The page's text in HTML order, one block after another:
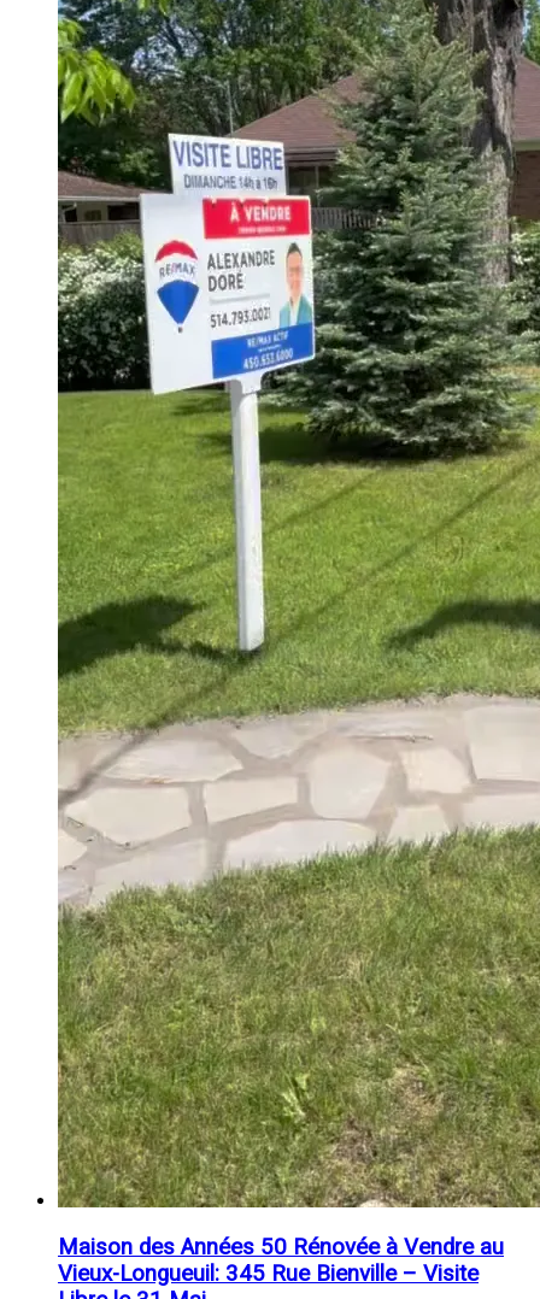
Maison des Années 50 Rénovée à Vendre au
Vieux-Longueuil: 345 Rue Bienville – Visite